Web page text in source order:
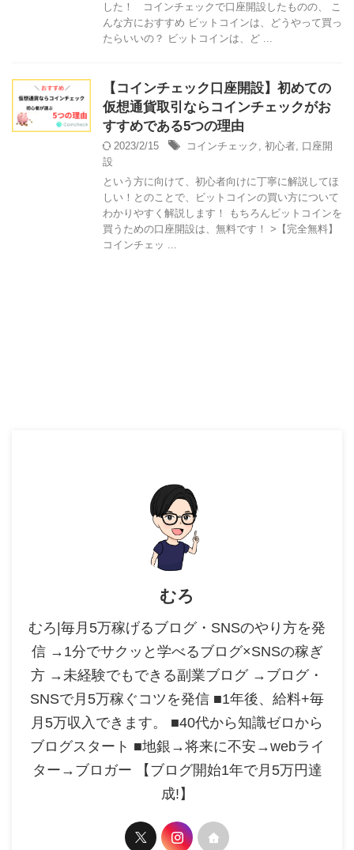
した！ コインチェックで口座開設したものの、 こ
んな方におすすめ ビットコインは、どうやって買っ
たらいいの？ ビットコインは、ど ...
【コインチェック口座開設】初めての
仮想通貨取引ならコインチェックがお
すすめである5つの理由
2023/2/15 コインチェック , 初心者, 口座開
設
という方に向けて、初心者向けに丁寧に解説してほ
しい！とのことで、ビットコインの買い方について
わかりやすく解説します！ もちろんビットコインを
買うための口座開設は、無料です！ >【完全無料】
コインチェッ ...
むろ
むろ|毎月5万稼げるブログ・SNSのやり方を発
信 →1分でサクッと学べるブログ×SNSの稼ぎ
方 →未経験でもできる副業ブログ →ブログ・
SNSで月5万稼ぐコツを発信 ■1年後、給料+毎
月5万収入できます。 ■40代から知識ゼロから
ブログスタート ■地銀→将来に不安→webライ
ター→ブロガー 【ブログ開始1年で月5万円達
成!】